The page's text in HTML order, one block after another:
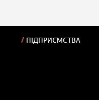
ПІДПРИЄМСТВА